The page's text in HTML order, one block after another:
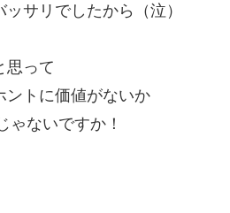
サリでしたから（泣）
思って
ントに価値がないか
ゃないですか！